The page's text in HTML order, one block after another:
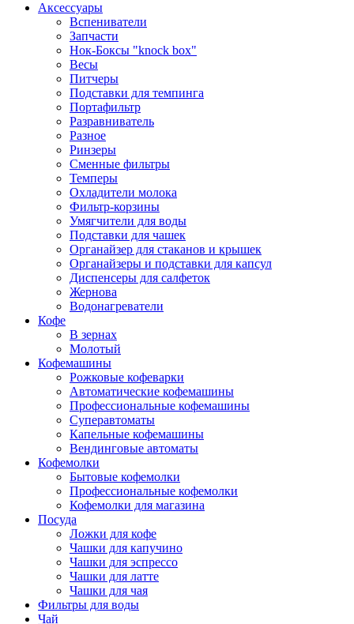
Аксессуары
Вспениватели
Запчасти
Нок-Боксы "knock box"
Весы
Питчеры
Подставки для темпинга
Портафильтр
Разравниватель
Разное
Ринзеры
Сменные фильтры
Темперы
Охладители молока
Фильтр-корзины
Умягчители для воды
Подставки для чашек
Органайзер для стаканов и крышек
Органайзеры и подставки для капсул
Диспенсеры для салфеток
Жернова
Водонагреватели
Кофе
В зернах
Молотый
Кофемашины
Рожковые кофеварки
Автоматические кофемашины
Профессиональные кофемашины
Суперавтоматы
Капельные кофемашины
Вендинговые автоматы
Кофемолки
Бытовые кофемолки
Профессиональные кофемолки
Кофемолки для магазина
Посуда
Ложки для кофе
Чашки для капучино
Чашки для эспрессо
Чашки для латте
Чашки для чая
Фильтры для воды
Чай